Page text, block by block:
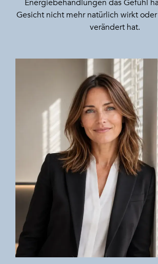
Energiebehandlungen das Gefühl
Gesicht nicht mehr natürlich wirkt
verändert hat.